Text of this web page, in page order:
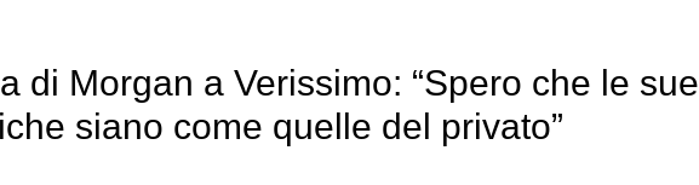
di Morgan a Verissimo: “Spero che le sue
siano come quelle del privato”